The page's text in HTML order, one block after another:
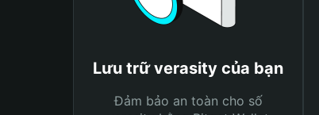
Lưu trữ verasity của bạn
Đảm bảo an toàn cho số